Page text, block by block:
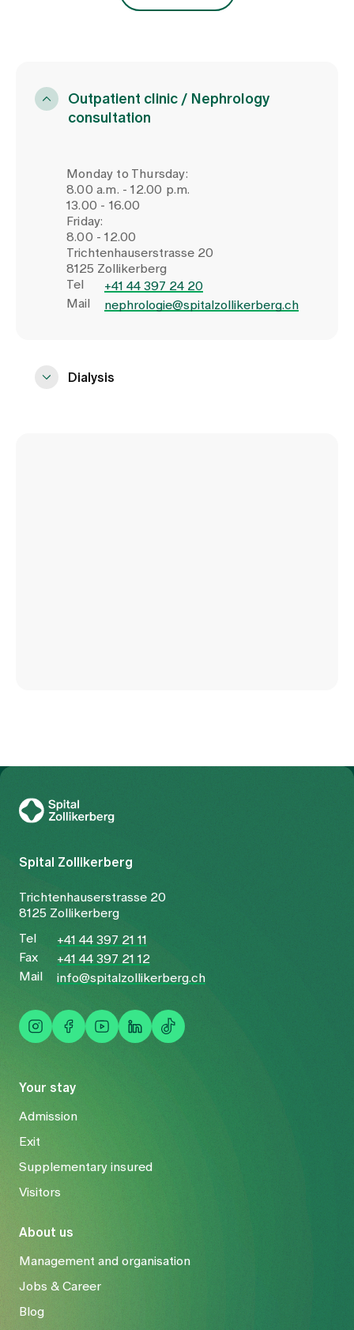
Outpatient clinic / Nephrology
consultation
Monday to Thursday:
8.00 a.m. - 12.00 p.m.
13.00 - 16.00
Friday:
8.00 - 12.00
Trichtenhauserstrasse 20
8125 Zollikerberg
Tel
+41 44 397 24 20
Mail
nephrologie@spitalzollikerberg.ch
Dialysis
Your stay
Admission
Exit
Supplementary insured
Visitors
About us
Management and organisation
Jobs & Career
Blog
Spital Zollikerberg
Trichtenhauserstrasse 20
8125 Zollikerberg
Tel
+41 44 397 21 11
Fax
+41 44 397 21 12
Mail
info@spitalzollikerberg.ch